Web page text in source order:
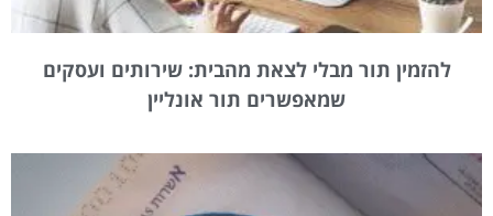
להזמין תור מבלי לצאת מהבית: שירותים ועסקים
שמאפשרים תור אונליין